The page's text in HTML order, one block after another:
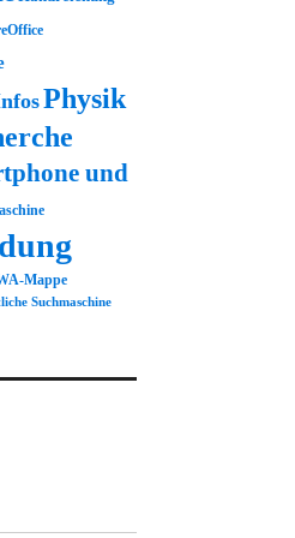
Physik
und
Mappe
Suchmaschine